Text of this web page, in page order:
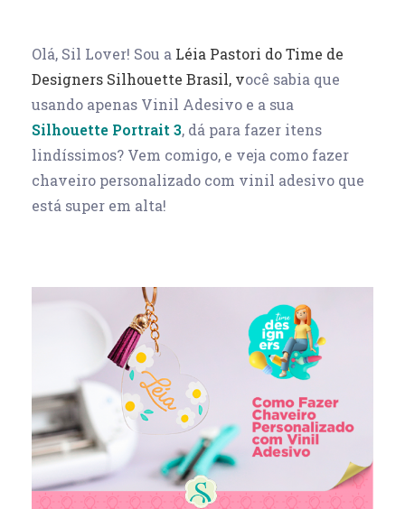
Olá, Sil Lover! Sou a Léia Pastori do Time de
Designers Silhouette Brasil, você sabia que
usando apenas Vinil Adesivo e a sua
Silhouette Portrait 3, dá para fazer itens
lindíssimos? Vem comigo, e veja como fazer
chaveiro personalizado com vinil adesivo que
está super em alta!